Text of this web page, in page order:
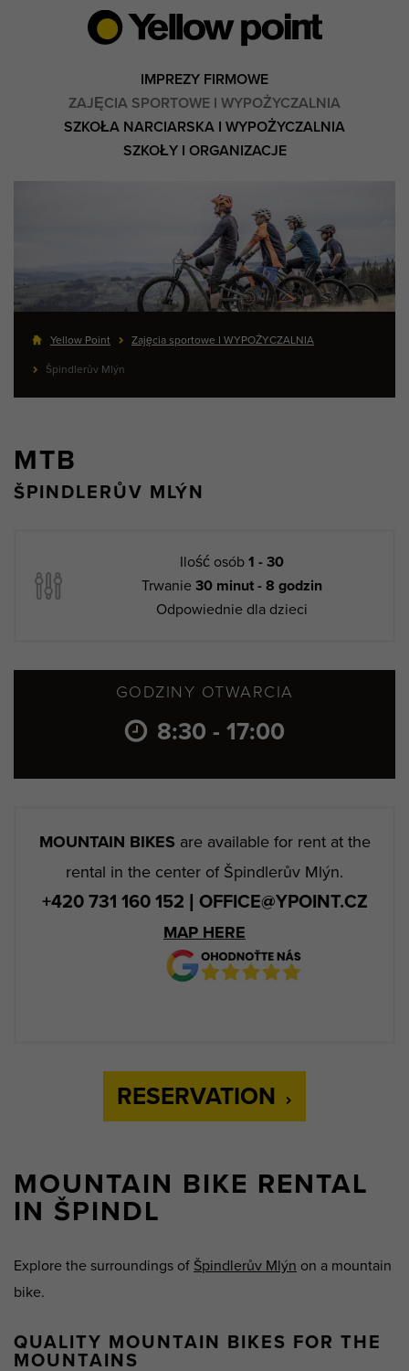
IMPREZY FIRMOWE
ZAJĘCIA SPORTOWE I WYPOŻYCZALNIA
SZKOŁA NARCIARSKA I WYPOŻYCZALNIA
SZKOŁY I ORGANIZACJE
Yellow Point Zajęcia sportowe I WYPOŻYCZALNIA
Špindlerův Mlýn
MTB
ŠPINDLERŮV MLÝN
Ilość osób 1 - 30
Trwanie 30 minut - 8 godzin
Odpowiednie dla dzieci
GODZINY OTWARCIA
8:30 - 17:00
MOUNTAIN BIKES are available for rent at the
rental in the center of Špindlerův Mlýn.
+420 731 160 152 | OFFICE@YPOINT.CZ
MAP HERE
RESERVATION
MOUNTAIN BIKE RENTAL
IN ŠPINDL
Explore the surroundings of Špindlerův Mlýn on a mountain
bike.
QUALITY MOUNTAIN BIKES FOR THE
MOUNTAINS